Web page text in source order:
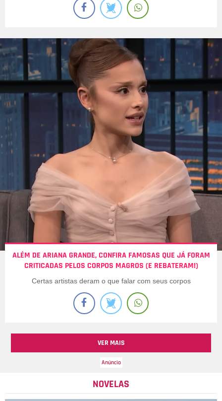
ALÉM DE ARIANA GRANDE, CONFIRA FAMOSAS QUE JÁ FORAM
CRITICADAS PELOS CORPOS MAGROS (E REBATERAM!)
Certas artistas deram o que falar com seus corpos
VER MAIS
NOVELAS